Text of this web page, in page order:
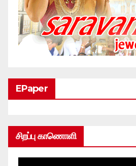
EPaper
சிறப்பு காணொளி